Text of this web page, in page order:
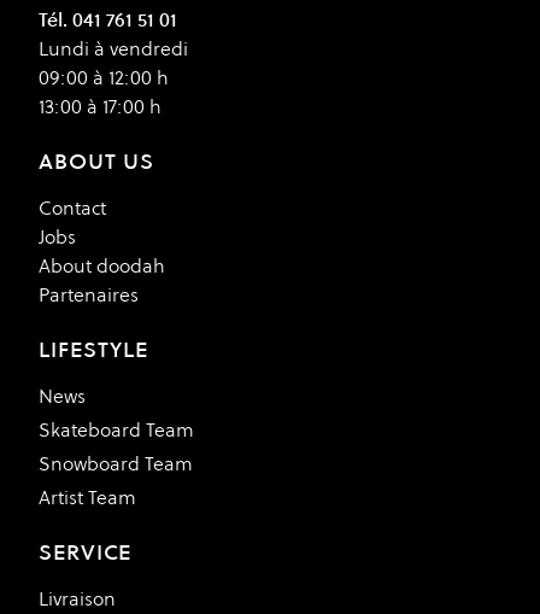
Tél. 041 761 51 01
Lundi à vendredi
09:00 à 12:00 h
13:00 à 17:00 h
ABOUT US
Contact
Jobs
About doodah
Partenaires
LIFESTYLE
News
Skateboard Team
Snowboard Team
Artist Team
SERVICE
Livraison